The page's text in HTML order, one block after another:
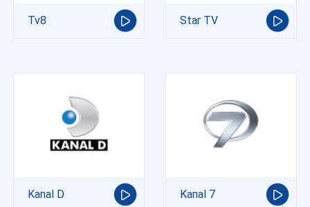
Tv8 Star TV
Kanal D Kanal 7